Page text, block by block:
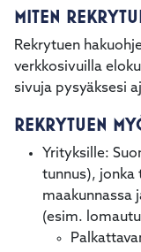
MITEN
Rekrytuen
verkkosivuilla
sivuja pysyäksesi
REKRYTUEN
Yrityksille:
tunnus), jonka
maakunnassa
(esim.